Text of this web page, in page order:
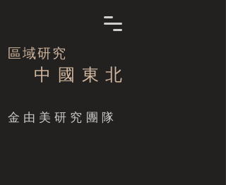
區域研究
中 國 東 北
​金由美研究團隊